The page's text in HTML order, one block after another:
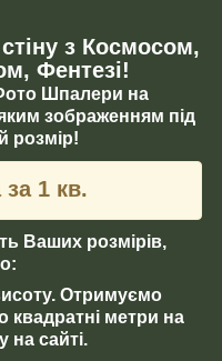
з Космосом,
Фентезі!
Шпалери на
зображенням під
розмір!
за 1 кв.
Ваших розмірів,
Отримуємо
квадратні метри на
на сайті.